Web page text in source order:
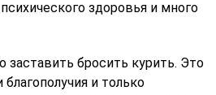
здоровья и много
заставить бросить курить. Это
и только